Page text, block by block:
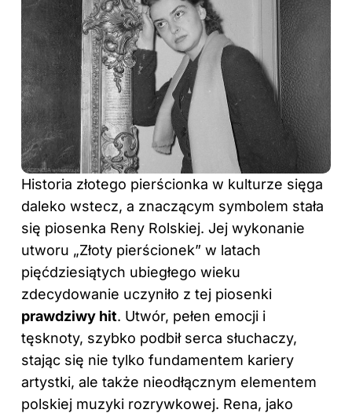
Historia złotego pierścionka w kulturze sięga
daleko wstecz, a znaczącym symbolem stała
się piosenka Reny Rolskiej. Jej wykonanie
utworu „Złoty pierścionek” w latach
pięćdziesiątych ubiegłego wieku
zdecydowanie uczyniło z tej piosenki
prawdziwy hit. Utwór, pełen emocji i
tęsknoty, szybko podbił serca słuchaczy,
stając się nie tylko fundamentem kariery
artystki, ale także nieodłącznym elementem
polskiej muzyki rozrywkowej. Rena, jako